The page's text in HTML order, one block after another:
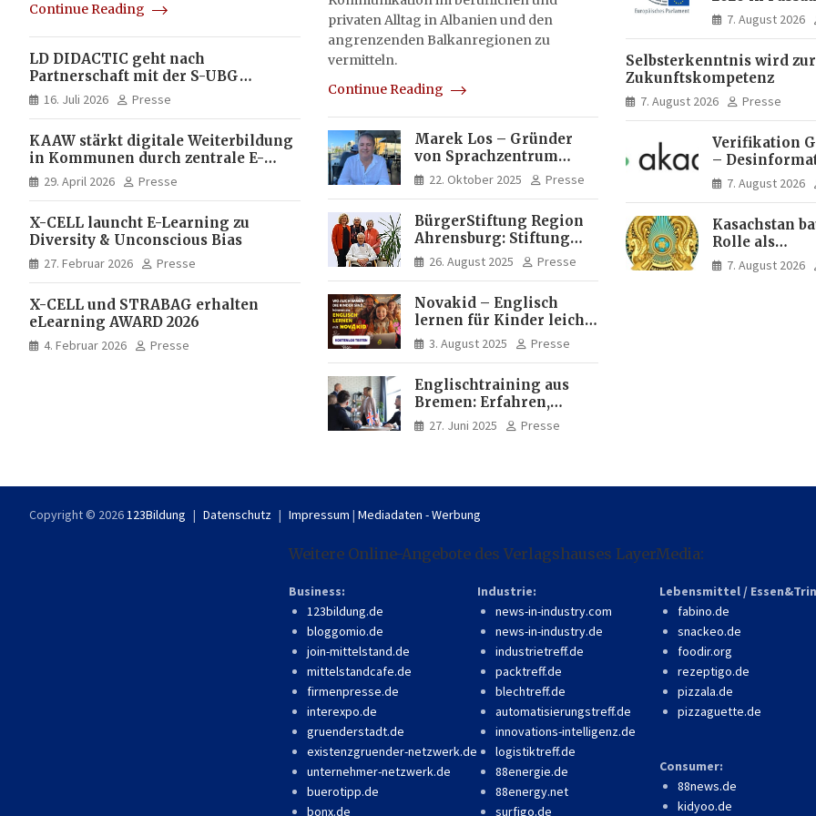
Continue Reading
LD DIDACTIC geht nach
Partnerschaft mit der S-UBG
vollständig in Unternehmerhand
16. Juli 2026 Presse
KAAW stärkt digitale Weiterbildung
in Kommunen durch zentrale E-
Learning Plattform von X-CELL
29. April 2026 Presse
X-CELL launcht E-Learning zu
Diversity & Unconscious Bias
27. Februar 2026 Presse
X-CELL und STRABAG erhalten
eLearning AWARD 2026
4. Februar 2026 Presse
privaten Alltag in Albanien und den
angrenzenden Balkanregionen zu
vermitteln.
Continue Reading
Marek Los – Gründer
von Sprachzentrum
Moose, Moose Casa
Italia und Apartamento
Experte für Bildung und
Investitionen in
Brasilien
22. Oktober 2025 Presse
BürgerStiftung Region
Ahrensburg: Stiftung
Dietrich+Gudrun Maaß
fördert
Frauen
26. August 2025 Presse
Novakid – Englisch
lernen für Kinder leicht
gemacht
3. August 2025 Presse
Englischtraining aus
Bremen: Erfahren,
professionell, online
zugänglich
27. Juni 2025 Presse
Menschen
Ideen für
7. August 2026
Selbsterkenntnis wird zur
Zukunftskompetenz
7. August 2026 Presse
Verifikation
–
Fake News,
Inhalte | dpa-
7. August 2026
Kasachstan
Rolle als
zwischen
7. August 2026
Copyright © 2026123Bildung Datenschutz Impressum | Mediadaten - Werbung
Weitere Online-Angebote des Verlagshauses LayerMedia:
Business:
123bildung.de
bloggomio.de
join-mittelstand.de
mittelstandcafe.de
firmenpresse.de
interexpo.de
gruenderstadt.de
existenzgruender-netzwerk.de
unternehmer-netzwerk.de
buerotipp.de
bonx.de
Industrie:
news-in-industry.com
news-in-industry.de
industrietreff.de
packtreff.de
blechtreff.de
automatisierungstreff.de
innovations-intelligenz.de
logistiktreff.de
88energie.de
88energy.net
surfigo.de
Lebensmittel /
fabino.de
snackeo.de
foodir.org
rezeptigo.de
pizzala.de
pizzaguette.de
Consumer:
88news.de
kidyoo.de